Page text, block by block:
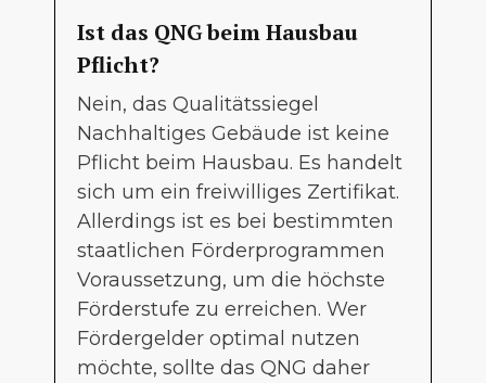
Ist das QNG beim Hausbau
Pflicht?
Nein, das Qualitätssiegel
Nachhaltiges Gebäude ist keine
Pflicht beim Hausbau. Es handelt
sich um ein freiwilliges Zertifikat.
Allerdings ist es bei bestimmten
staatlichen Förderprogrammen
Voraussetzung, um die höchste
Förderstufe zu erreichen. Wer
Fördergelder optimal nutzen
möchte, sollte das QNG daher